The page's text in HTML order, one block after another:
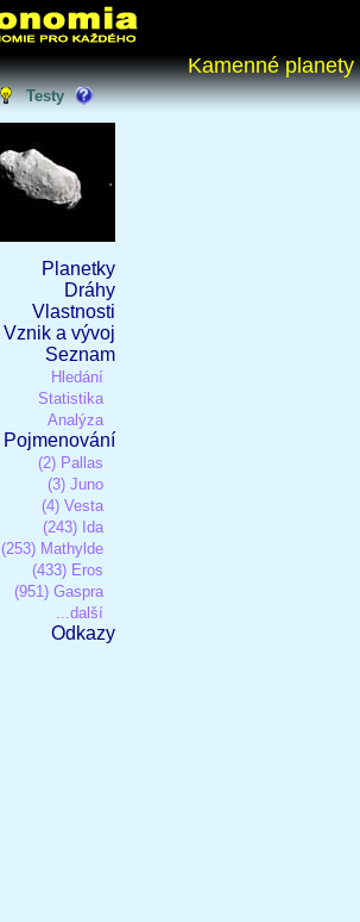
Kamenné planety
Testy
Planetky
Dráhy
Vlastnosti
Vznik a vývoj
Seznam
Hledání
Statistika
Analýza
Pojmenování
(2) Pallas
(3) Juno
(4) Vesta
(243) Ida
(253) Mathylde
(433) Eros
(951) Gaspra
...další
Odkazy